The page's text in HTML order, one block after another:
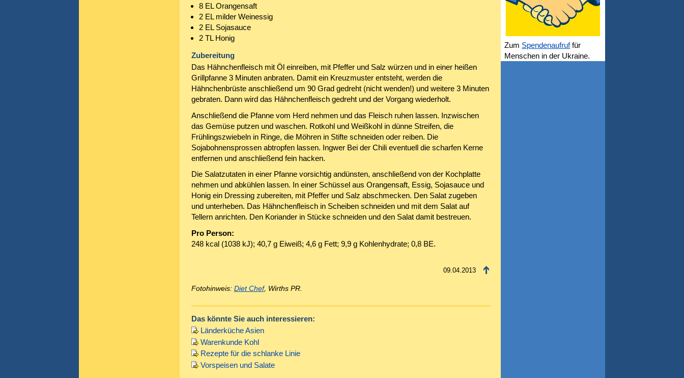
8 EL Orangensaft
2 EL milder Weinessig
2 EL Sojasauce
2 TL Honig
Zubereitung
Das Hähnchenfleisch mit Öl einreiben, mit Pfeffer und Salz würzen und in einer heißen
Grillpfanne 3 Minuten anbraten. Damit ein Kreuzmuster entsteht, werden die
Hähnchenbrüste anschließend um 90 Grad gedreht (nicht wenden!) und weitere 3 Minuten
gebraten. Dann wird das Hähnchenfleisch gedreht und der Vorgang wiederholt.
Anschließend die Pfanne vom Herd nehmen und das Fleisch ruhen lassen. Inzwischen
das Gemüse putzen und waschen. Rotkohl und Weißkohl in dünne Streifen, die
Frühlingszwiebeln in Ringe, die Möhren in Stifte schneiden oder reiben. Die
Sojabohnensprossen abtropfen lassen. Ingwer Bei der Chili eventuell die scharfen Kerne
entfernen und anschließend fein hacken.
Die Salatzutaten in einer Pfanne vorsichtig andünsten, anschließend von der Kochplatte
nehmen und abkühlen lassen. In einer Schüssel aus Orangensaft, Essig, Sojasauce und
Honig ein Dressing zubereiten, mit Pfeffer und Salz abschmecken. Den Salat zugeben
und unterheben. Das Hähnchenfleisch in Scheiben schneiden und mit dem Salat auf
Tellern anrichten. Den Koriander in Stücke schneiden und den Salat damit bestreuen.
Pro Person:
248 kcal (1038 kJ); 40,7 g Eiweiß; 4,6 g Fett; 9,9 g Kohlenhydrate; 0,8 BE.
09.04.2013
Fotohinweis: Diet Chef, Wirths PR.
Das könnte Sie auch interessieren:
Länderküche Asien
Warenkunde Kohl
Rezepte für die schlanke Linie
Vorspeisen und Salate
Zum Spendenaufruffür
Menschen in der Ukraine.